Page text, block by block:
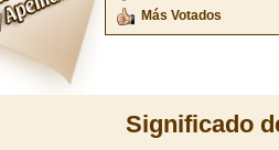
Más Votados
Significado